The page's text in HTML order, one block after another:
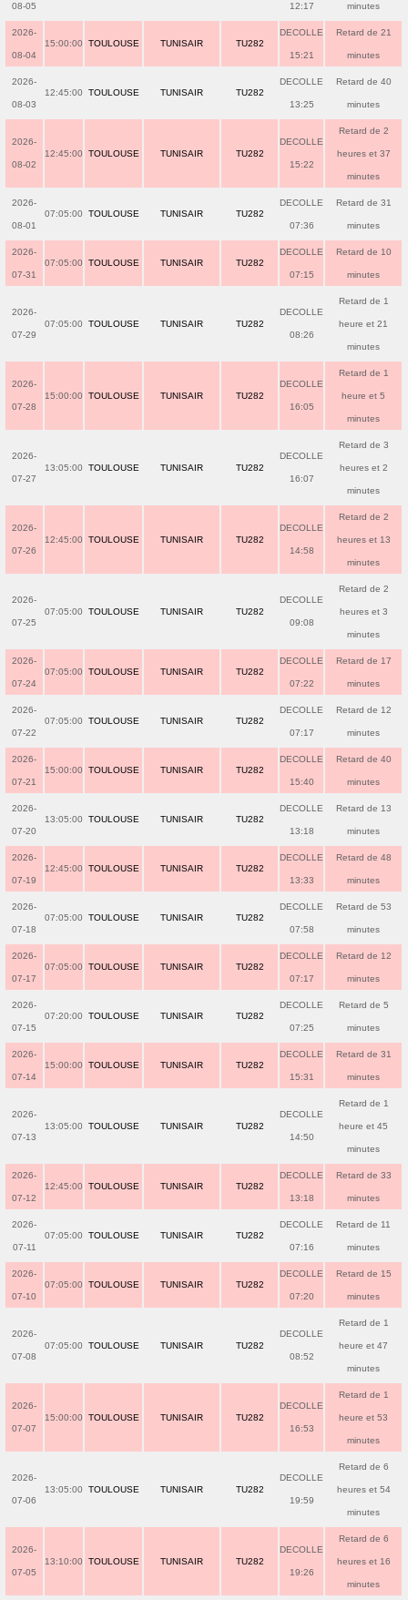
08-05 12:17 minutes
2026-
08-04
15:00:00 TOULOUSE TUNISAIR TU282
DECOLLE
15:21
Retard de 21
minutes
2026-
08-03
12:45:00 TOULOUSE TUNISAIR TU282
DECOLLE
13:25
Retard de 40
minutes
2026-
08-02
12:45:00 TOULOUSE TUNISAIR TU282
DECOLLE
15:22
Retard de 2
heures et 37
minutes
2026-
08-01
07:05:00 TOULOUSE TUNISAIR TU282
DECOLLE
07:36
Retard de 31
minutes
2026-
07-31
07:05:00 TOULOUSE TUNISAIR TU282
DECOLLE
07:15
Retard de 10
minutes
2026-
07-29
07:05:00 TOULOUSE TUNISAIR TU282
DECOLLE
08:26
Retard de 1
heure et 21
minutes
2026-
07-28
15:00:00 TOULOUSE TUNISAIR TU282
DECOLLE
16:05
Retard de 1
heure et 5
minutes
2026-
07-27
13:05:00 TOULOUSE TUNISAIR TU282
DECOLLE
16:07
Retard de 3
heures et 2
minutes
2026-
07-26
12:45:00 TOULOUSE TUNISAIR TU282
DECOLLE
14:58
Retard de 2
heures et 13
minutes
2026-
07-25
07:05:00 TOULOUSE TUNISAIR TU282
DECOLLE
09:08
Retard de 2
heures et 3
minutes
2026-
07-24
07:05:00 TOULOUSE TUNISAIR TU282
DECOLLE
07:22
Retard de 17
minutes
2026-
07-22
07:05:00 TOULOUSE TUNISAIR TU282
DECOLLE
07:17
Retard de 12
minutes
2026-
07-21
15:00:00 TOULOUSE TUNISAIR TU282
DECOLLE
15:40
Retard de 40
minutes
2026-
07-20
13:05:00 TOULOUSE TUNISAIR TU282
DECOLLE
13:18
Retard de 13
minutes
2026-
07-19
12:45:00 TOULOUSE TUNISAIR TU282
DECOLLE
13:33
Retard de 48
minutes
2026-
07-18
07:05:00 TOULOUSE TUNISAIR TU282
DECOLLE
07:58
Retard de 53
minutes
2026-
07-17
07:05:00 TOULOUSE TUNISAIR TU282
DECOLLE
07:17
Retard de 12
minutes
2026-
07-15
07:20:00 TOULOUSE TUNISAIR TU282
DECOLLE
07:25
Retard de 5
minutes
2026-
07-14
15:00:00 TOULOUSE TUNISAIR TU282
DECOLLE
15:31
Retard de 31
minutes
2026-
07-13
13:05:00 TOULOUSE TUNISAIR TU282
DECOLLE
14:50
Retard de 1
heure et 45
minutes
2026-
07-12
12:45:00 TOULOUSE TUNISAIR TU282
DECOLLE
13:18
Retard de 33
minutes
2026-
07-11
07:05:00 TOULOUSE TUNISAIR TU282
DECOLLE
07:16
Retard de 11
minutes
2026-
07-10
07:05:00 TOULOUSE TUNISAIR TU282
DECOLLE
07:20
Retard de 15
minutes
2026-
07-08
07:05:00 TOULOUSE TUNISAIR TU282
DECOLLE
08:52
Retard de 1
heure et 47
minutes
2026-
07-07
15:00:00 TOULOUSE TUNISAIR TU282
DECOLLE
16:53
Retard de 1
heure et 53
minutes
2026-
07-06
13:05:00 TOULOUSE TUNISAIR TU282
DECOLLE
19:59
Retard de 6
heures et 54
minutes
2026-
07-05
13:10:00 TOULOUSE TUNISAIR TU282
DECOLLE
19:26
Retard de 6
heures et 16
minutes